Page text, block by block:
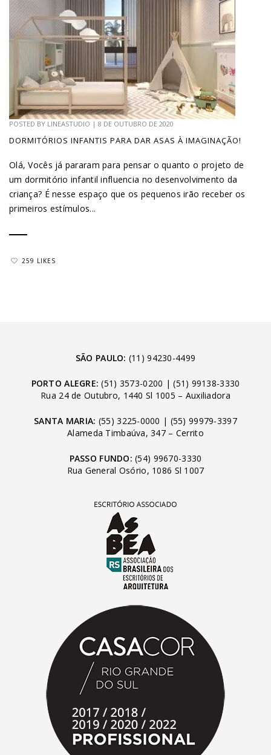
POSTED BY LINEASTUDIO | 8 DE OUTUBRO DE 2020
DORMITÓRIOS INFANTIS PARA DAR ASAS À IMAGINAÇÃO!
Olá, Vocês já pararam para pensar o quanto o projeto de
um dormitório infantil influencia no desenvolvimento da
criança? É nesse espaço que os pequenos irão receber os
primeiros estímulos...
259 LIKES
SÃO PAULO: (11) 94230-4499
PORTO ALEGRE: (51) 3573-0200 |(51) 99138-3330
Rua 24 de Outubro, 1440 Sl 1005 – Auxiliadora
SANTA MARIA: (55) 3225-0000 | (55) 99979-3397
Alameda Timbaúva, 347 – Cerrito
PASSO FUNDO: (54) 99670-3330
Rua General Osório, 1086 Sl 1007